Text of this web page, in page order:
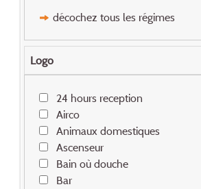
décochez tous les régimes
Logo
24 hours reception
Airco
Animaux domestiques
Ascenseur
Bain où douche
Bar